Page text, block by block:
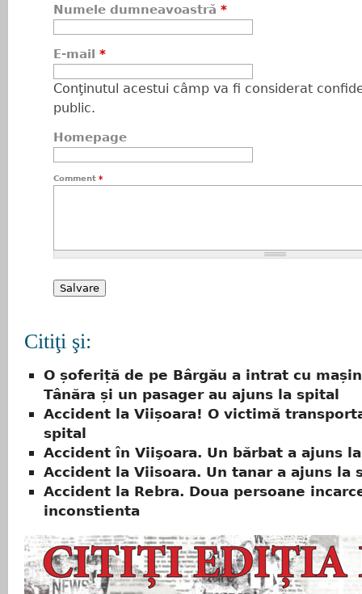
Numele dumneavoastră *
E-mail *
Conţinutul acestui câmp va fi considerat
public.
Homepage
Comment *
Citiţi şi:
O șoferiță de pe Bârgău a intrat cu
Tânăra și un pasager au ajuns la spital
Accident la Viișoara! O victimă
spital
Accident în Viişoara. Un bărbat a ajuns
Accident la Viisoara. Un tanar a ajuns la
Accident la Rebra. Doua persoane
inconstienta